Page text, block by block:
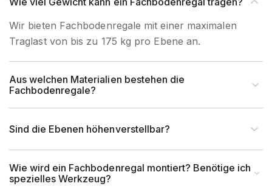
Regalsystem Stecksystem
Fachlast (kg)
Lagerebene OK
(mm)
Wir bieten Fachbodenregale mit einer maximalen
Traglast von bis zu 175 kg pro Ebene an.
Aus welchen Materialien bestehen die
Fachbodenregale?
Sind die Ebenen höhenverstellbar?
Wie wird ein Fachbodenregal montiert? Benötige ich
spezielles Werkzeug?